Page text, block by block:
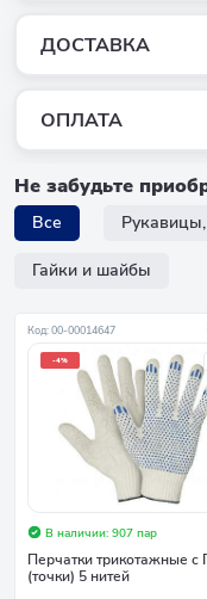
ДОСТАВКА
ОПЛАТА
Не забудьте
Все
Гайки и шайбы
Код: 00-00014647
-4%
В наличии: 907 пар
Перчатки трикотажные с
(точки) 5 нитей